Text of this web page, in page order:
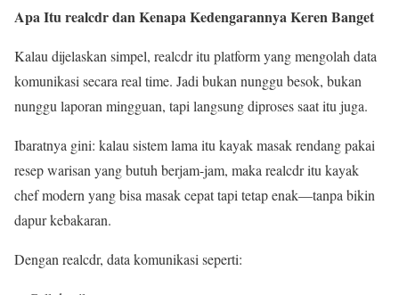
Apa Itu realcdr dan Kenapa Kedengarannya Keren Banget
Kalau dijelaskan simpel, realcdr itu platform yang mengolah data
komunikasi secara real time. Jadi bukan nunggu besok, bukan
nunggu laporan mingguan, tapi langsung diproses saat itu juga.
Ibaratnya gini: kalau sistem lama itu kayak masak rendang pakai
resep warisan yang butuh berjam-jam, maka realcdr itu kayak
chef modern yang bisa masak cepat tapi tetap enak—tanpa bikin
dapur kebakaran.
Dengan realcdr, data komunikasi seperti: